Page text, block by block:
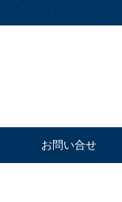
お問い合せ